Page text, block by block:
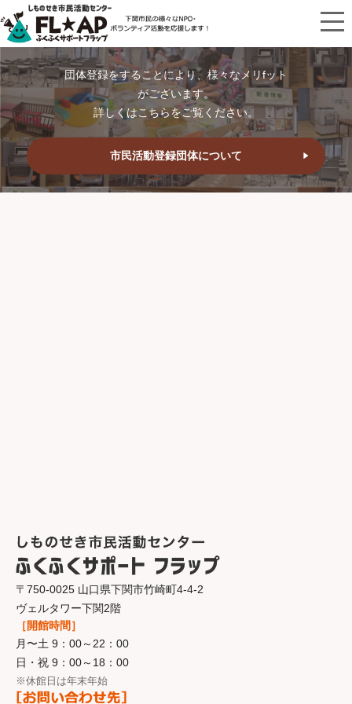
団体登録をすることにより、様々なメリfット
がございます。
詳しくはこちらをご覧ください。
市民活動登録団体について
〒750-0025 山口県下関市竹崎町4-4-2
ヴェルタワー下関2階
［開館時間］
月〜土 9：00～22：00
日・祝 9：00～18：00
※休館日は年末年始